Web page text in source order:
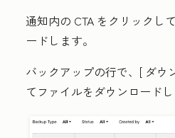
通知内の CTA をクリックし
ードします。
バックアップの行で、[ ダウ
てファイルをダウンロードし